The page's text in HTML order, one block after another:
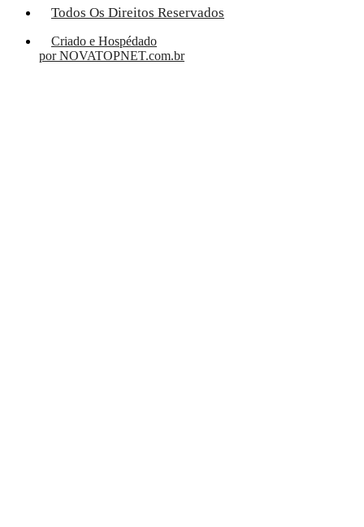
Todos Os Direitos Reservados
Criado e Hospédado
por NOVATOPNET.com.br